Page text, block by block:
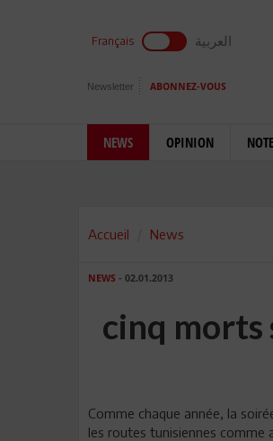
Français العربية
Newsletter ABONNEZ-VOUS
NEWS OPINION
Accueil News
NEWS - 02.01.2013
cinq morts
Comme chaque année, la
les routes tunisiennes comme